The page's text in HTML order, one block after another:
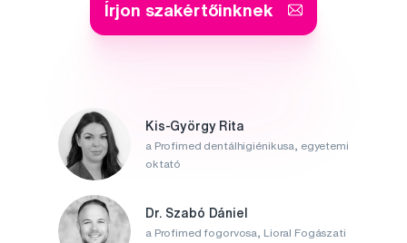
Írjon szakértőinknek
Kis-György Rita
a Profimed dentálhigiénikusa, egyetemi
oktató
Dr. Szabó Dániel
a Profimed fogorvosa, Lioral Fogászati